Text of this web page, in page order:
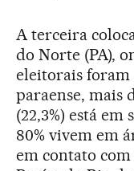
A terceira
do Norte (PA),
eleitorais foram
paraense, mais
(22,3%) está
80% vivem em
em contato